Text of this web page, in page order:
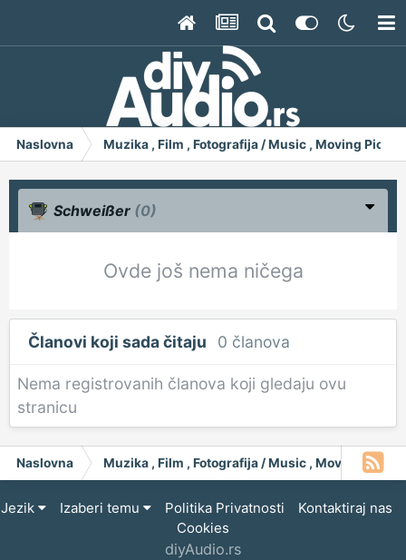
Naslovna Muzika , Film , Fotografija / Music , Moving
Schweißer (0)
Ovde još nema ničega
Članovi koji sada čitaju 0 članova
Nema registrovanih članova koji gledaju ovu
stranicu
Naslovna Muzika , Film , Fotografija / Music , Moving
Jezik Izaberi temu Politika Privatnosti
Kontaktiraj nas
Cookies
diyAudio.rs